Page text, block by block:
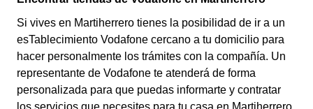
Si vives en Martiherrero tienes la posibilidad de ir a un
esTablecimiento Vodafone cercano a tu domicilio para
hacer personalmente los trámites con la compañía. Un
representante de Vodafone te atenderá de forma
personalizada para que puedas informarte y contratar
los servicios que necesites para tu casa en Martiherrero